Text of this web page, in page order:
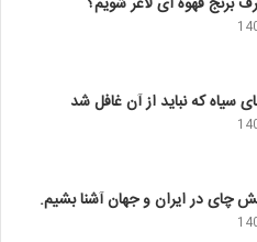
چای در ایران و جهان آشنا بشیم.